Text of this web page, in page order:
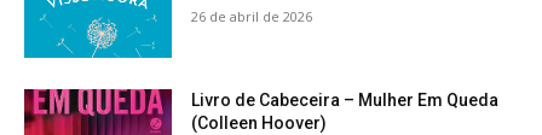
26 de abril de 2026
Livro de Cabeceira – Mulher Em Queda
(Colleen Hoover)